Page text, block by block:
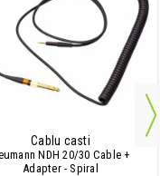
Cablu casti
NDH 20/30 Cable +
Adapter - Spiral